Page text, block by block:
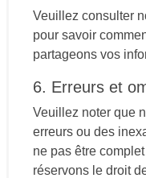
Veuillez consulter
pour savoir
partageons vos
6. Erreurs et
Veuillez noter que
erreurs ou des
ne pas être
réservons le droit